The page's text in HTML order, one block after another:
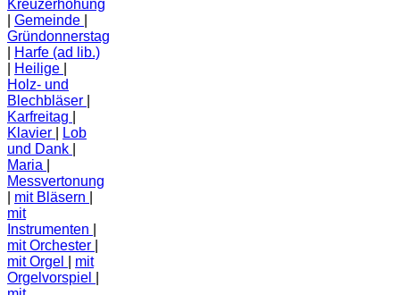
Kreuzerhöhung
Gemeinde
Gründonnerstag
Harfe (ad lib.)
Heilige
Holz- und
Blechbläser
Karfreitag
Klavier
Lob
und Dank
Maria
Messvertonung
mit Bläsern
mit
Instrumenten
mit Orchester
mit Orgel
mit
Orgelvorspiel